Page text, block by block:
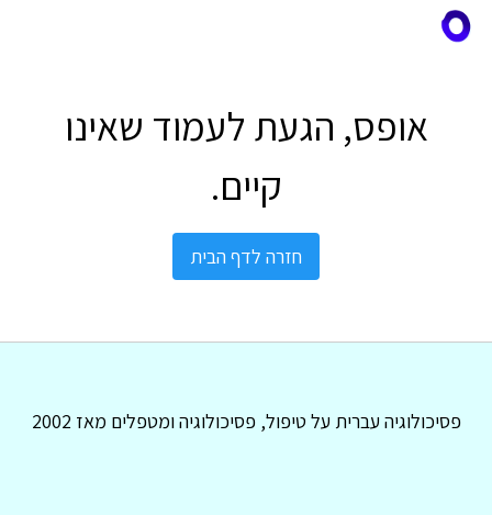
אופס, הגעת לעמוד שאינו
קיים.
חזרה לדף הבית
פסיכולוגיה עברית על טיפול, פסיכולוגיה ומטפלים מאז 2002